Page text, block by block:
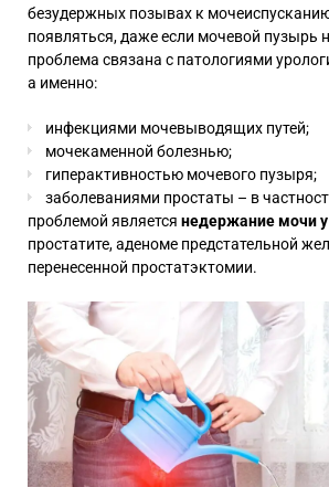
безудержных позывах к
появляться, даже если мочевой пузырь
проблема связана с патологиями
а именно:
инфекциями мочевыводящих путей;
мочекаменной болезнью;
гиперактивностью мочевого пузыря;
заболеваниями простаты – в
проблемой является недержание мочи
простатите, аденоме предстательной
перенесенной простатэктомии.